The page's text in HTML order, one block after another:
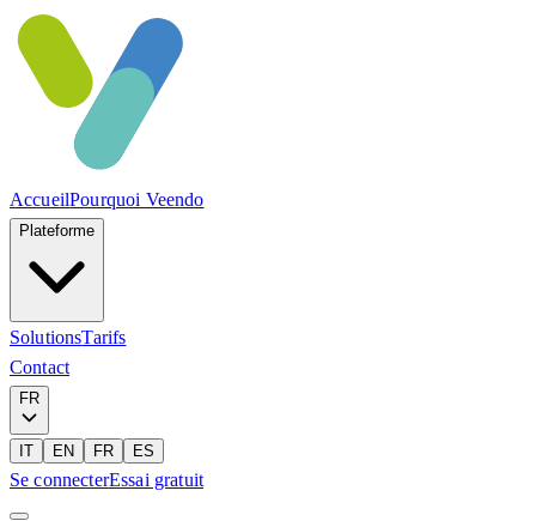
AccueilPourquoi Veendo
Plateforme
SolutionsTarifs
Contact
FR
IT EN FR ES
Se connecterEssai gratuit